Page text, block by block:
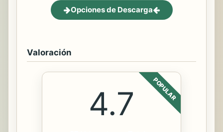
Opciones de Descarga
Valoración
POPULAR
4.7